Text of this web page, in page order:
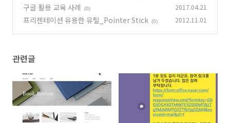
구글 활용 교육 사례 (0) 2017.04.21
프리젠테이션 유용한 유틸_Pointer Stick (0) 2012.11.01
관련글